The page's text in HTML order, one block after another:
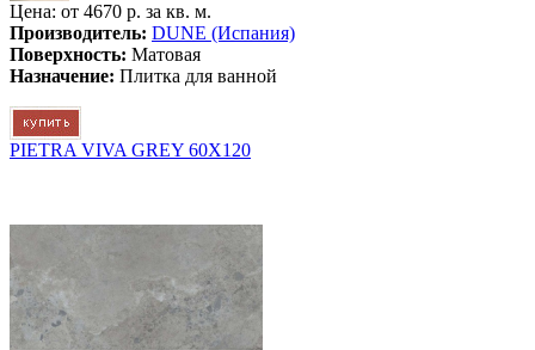
Цена: от 4670 р. за кв. м.
Производитель: DUNE (Испания)
Поверхность: Матовая
Назначение: Плитка для ванной
PIETRA VIVA GREY 60X120